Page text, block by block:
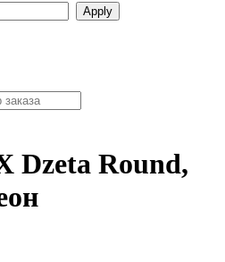
Dzeta Round,